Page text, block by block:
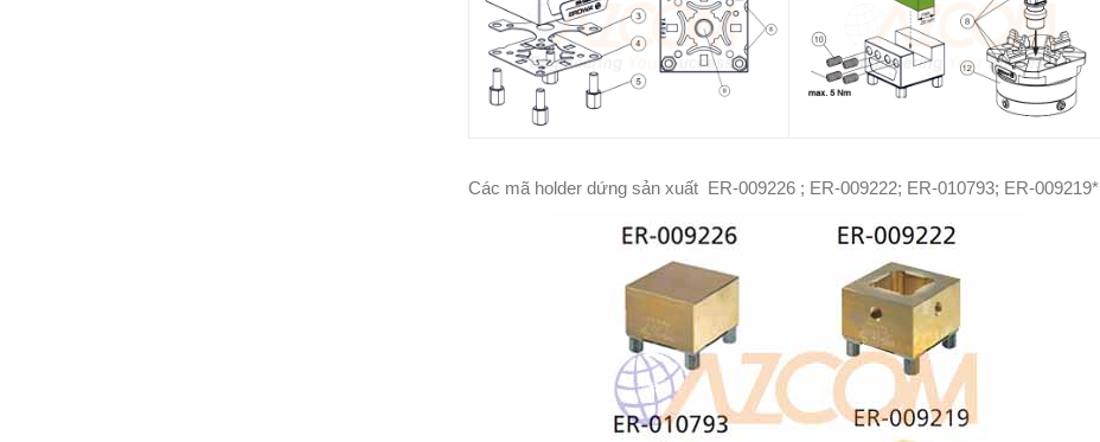
Các mã holder dứng sản xuất ER-009226 ; ER-009222; ER-010793; ER-009219*